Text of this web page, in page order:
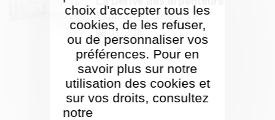
choix d'accepter tous les
cookies, de les refuser,
ou de personnaliser vos
préférences. Pour en
savoir plus sur notre
utilisation des cookies et
sur vos droits, consultez
notre
Exposition collective
09/2015